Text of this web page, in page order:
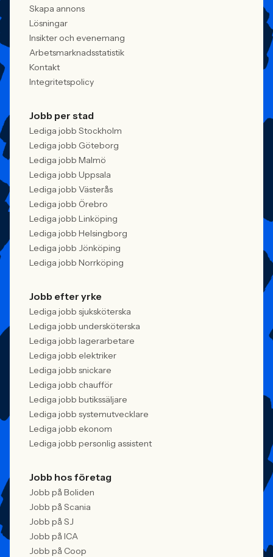
Skapa annons
Lösningar
Insikter och evenemang
Arbetsmarknadsstatistik
Kontakt
Integritetspolicy
Jobb per stad
Lediga jobb Stockholm
Lediga jobb Göteborg
Lediga jobb Malmö
Lediga jobb Uppsala
Lediga jobb Västerås
Lediga jobb Örebro
Lediga jobb Linköping
Lediga jobb Helsingborg
Lediga jobb Jönköping
Lediga jobb Norrköping
Jobb efter yrke
Lediga jobb sjuksköterska
Lediga jobb undersköterska
Lediga jobb lagerarbetare
Lediga jobb elektriker
Lediga jobb snickare
Lediga jobb chaufför
Lediga jobb butikssäljare
Lediga jobb systemutvecklare
Lediga jobb ekonom
Lediga jobb personlig assistent
Jobb hos företag
Jobb på Boliden
Jobb på Scania
Jobb på SJ
Jobb på ICA
Jobb på Coop